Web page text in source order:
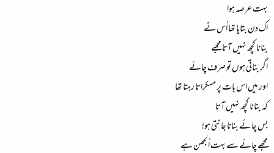
بہت عرصہ ہوا
اک دن بتایا تھا اُس نے
بنانا کچھ نہیں آتا مجھے
اگر بناتی ہوں تو صرف چائے
اور میں اس بات پر مسکراتا رہتا تھا
کہ بنانا کچھ نہیں آتا
بس چائے بنانا جانتی ہو!
مجھے چائے سے بہت اُلجھن ہے